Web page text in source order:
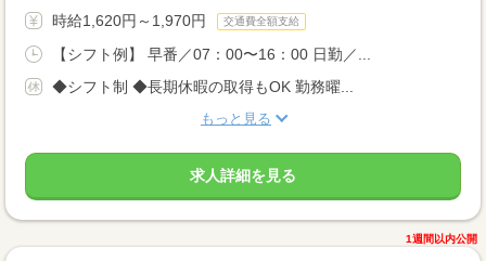
時給1,620円～1,970円 交通費全額支給
【シフト例】 早番／07：00〜16：00 日勤／...
◆シフト制 ◆長期休暇の取得もOK 勤務曜...
もっと見る
求人詳細を見る
1週間以内公開